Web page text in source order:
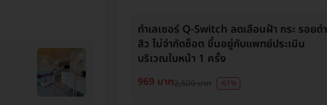
ทำเลเซอร์ Q-Switch ลดเลือนฝ้า​ กระ​ รอยดำ
สิว ไม่จำกัดช็อต ขึ้นอยู่กับแพทย์ประเมิน
บริเวณใบหน้า 1 ครั้ง
969 บาท2,500 บาท -61%